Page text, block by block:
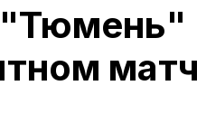
"Тюмень"